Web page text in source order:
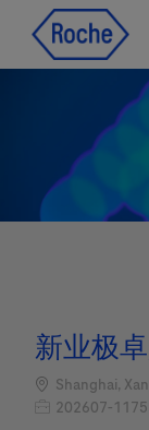
新业极
Localização
Shanghai,
Job Id202607-